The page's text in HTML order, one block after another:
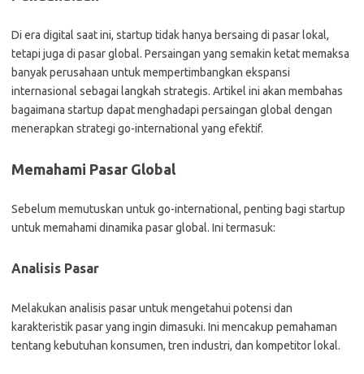
Di era digital saat ini, startup tidak hanya bersaing di pasar lokal,
tetapi juga di pasar global. Persaingan yang semakin ketat memaksa
banyak perusahaan untuk mempertimbangkan ekspansi
internasional sebagai langkah strategis. Artikel ini akan membahas
bagaimana startup dapat menghadapi persaingan global dengan
menerapkan strategi go-international yang efektif.
Memahami Pasar Global
Sebelum memutuskan untuk go-international, penting bagi startup
untuk memahami dinamika pasar global. Ini termasuk:
Analisis Pasar
Melakukan analisis pasar untuk mengetahui potensi dan
karakteristik pasar yang ingin dimasuki. Ini mencakup pemahaman
tentang kebutuhan konsumen, tren industri, dan kompetitor lokal.